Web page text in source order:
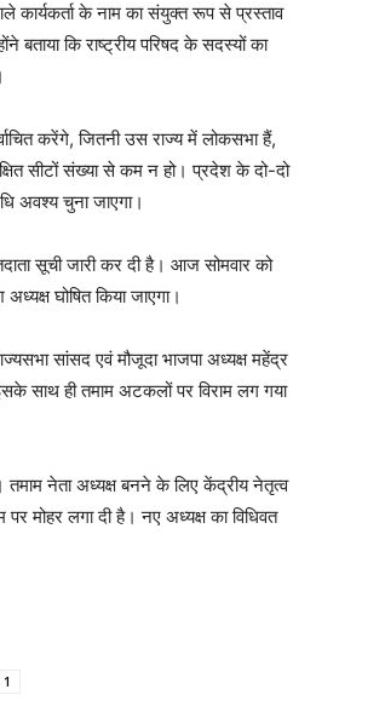
कार्यकर्ता के नाम का संयुक्त रूप से प्रस्ताव
कि राष्ट्रीय परिषद के सदस्यों का
करेंगे, जितनी उस राज्य में लोकसभा हैं,
सीटों संख्या से कम न हो। प्रदेश के दो-दो
अवश्य चुना जाएगा।
सूची जारी कर दी है। आज सोमवार को
घोषित किया जाएगा।
सांसद एवं मौजूदा भाजपा अध्यक्ष महेंद्र
साथ ही तमाम अटकलों पर विराम लग गया
नेता अध्यक्ष बनने के लिए केंद्रीय नेतृत्व
मोहर लगा दी है। नए अध्यक्ष का विधिवत